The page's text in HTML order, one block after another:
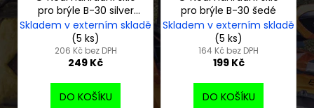
pro brýle B-30 silver
mirror
Skladem v externím skladě
(5 ks)
206 Kč bez DPH
249 Kč
DO KOŠÍKU
pro brýle B-30 šedé
Skladem v externím skladě
(5 ks)
164 Kč bez DPH
199 Kč
DO KOŠÍKU